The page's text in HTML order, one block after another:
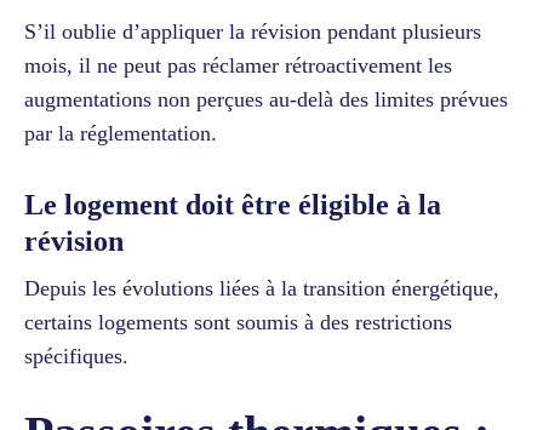
S’il oublie d’appliquer la révision pendant plusieurs
mois, il ne peut pas réclamer rétroactivement les
augmentations non perçues au-delà des limites prévues
par la réglementation.
Le logement doit être éligible à la
révision
Depuis les évolutions liées à la transition énergétique,
certains logements sont soumis à des restrictions
spécifiques.